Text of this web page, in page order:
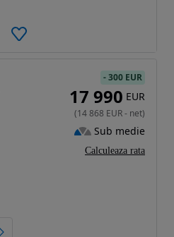
-300 EUR
17 990 EUR
(14 868 EUR- net)
Sub medie
Calculeaza rata